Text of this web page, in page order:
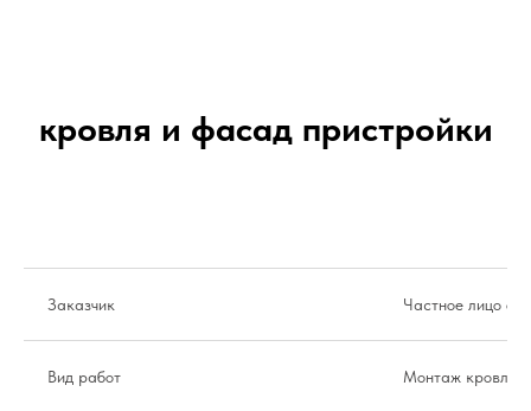
кровля и фасад пристройки
Заказчик Частное лицо
Вид работ Монтаж кровли